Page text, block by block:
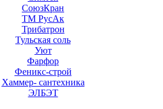
СоюзКран
ТМ РусАк
Трибатрон
Тульская соль
Уют
Фарфор
Феникс-строй
Хаммер- сантехника
ЭЛБЭТ